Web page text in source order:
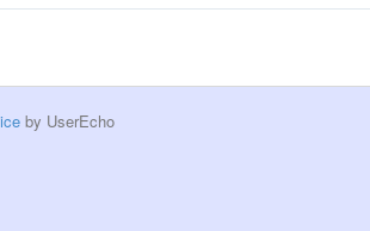
by UserEcho